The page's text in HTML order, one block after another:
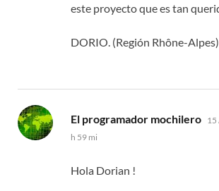
este proyecto que es tan
DORIO. (Región Rhône-Alpes)
El programador mochilero 15
h 59 mi
Hola Dorian !